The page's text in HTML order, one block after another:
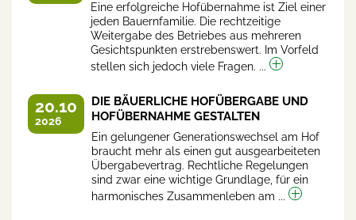
Eine erfolgreiche Hofübernahme ist Ziel einer
jeden Bauernfamilie. Die rechtzeitige
Weitergabe des Betriebes aus mehreren
Gesichtspunkten erstrebenswert. Im Vorfeld
stellen sich jedoch viele Fragen. ...
20.10
2026
DIE BÄUERLICHE HOFÜBERGABE UND
HOFÜBERNAHME GESTALTEN
Ein gelungener Generationswechsel am Hof
braucht mehr als einen gut ausgearbeiteten
Übergabevertrag. Rechtliche Regelungen
sind zwar eine wichtige Grundlage, für ein
harmonisches Zusammenleben am ...